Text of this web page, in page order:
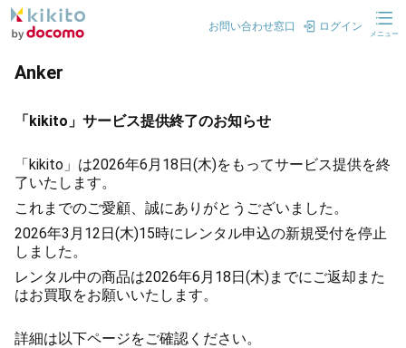
お問い合わせ窓口 ログイン
メニュー
Anker
「kikito」サービス提供終了のお知らせ
「kikito」は2026年6月18日(木)をもってサービス提供を終
了いたします。
これまでのご愛顧、誠にありがとうございました。
2026年3月12日(木)15時にレンタル申込の新規受付を停止
しました。
レンタル中の商品は2026年6月18日(木)までにご返却また
はお買取をお願いいたします。
詳細は以下ページをご確認ください。